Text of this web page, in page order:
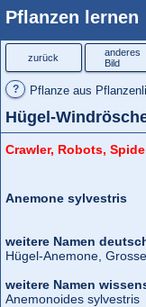
Pflanzen lernen
? Pflanze aus
Hügel-
zurück
anderes
Bild
Crawler, Robots,
Anemone sylvestris
weitere Namen
Hügel-Anemone,
weitere Namen
Anemonoides sylvestris